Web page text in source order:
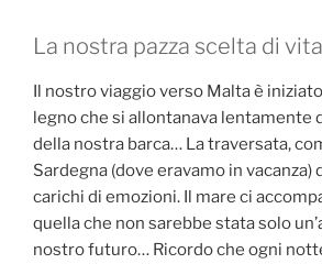
La nostra pazza scelta di
Il nostro viaggio verso Malta è
legno che si allontanava lentamente
della nostra barca… La traversata,
Sardegna (dove eravamo in vacanza)
carichi di emozioni. Il mare ci
quella che non sarebbe stata solo
nostro futuro… Ricordo che ogni